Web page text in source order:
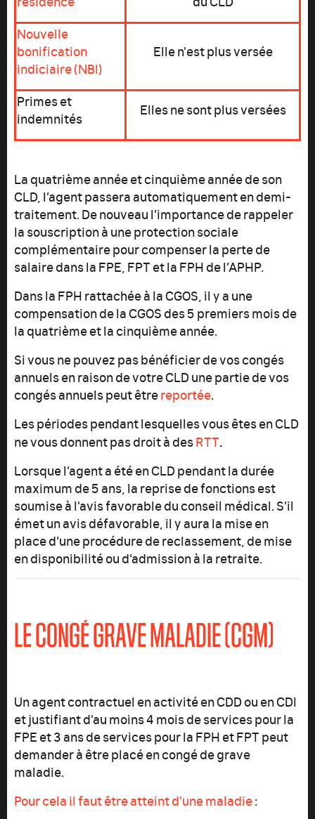
Nouvelle
bonification
indiciaire (NBI)
Elle n'est plus versée
Primes et
indemnités
Elles ne sont plus versées
La quatrième année et cinquième année de son
CLD, l’agent passera automatiquement en demi-
traitement. De nouveau l’importance de rappeler
la souscription à une protection sociale
complémentaire pour compenser la perte de
salaire dans la FPE, FPT et la FPH de l’APHP.
Dans la FPH rattachée à la CGOS, il y a une
compensation de la CGOS des 5 premiers mois de
la quatrième et la cinquième année.
Si vous ne pouvez pas bénéficier de vos congés
annuels en raison de votre CLD une partie de vos
congés annuels peut êtrereportée.
Les périodes pendant lesquelles vous êtes en CLD
ne vous donnent pas droit à desRTT.
Lorsque l’agent a été en CLD pendant la durée
maximum de 5 ans, la reprise de fonctions est
soumise à l'avis favorable du conseil médical. S’il
émet un avis défavorable, il y aura la mise en
place d’une procédure de reclassement, de mise
en disponibilité ou d'admission à la retraite.
LE CONGÉ GRAVE MALADIE (CGM)
Un agent contractuel en activité en CDD ou en CDI
et justifiant d'au moins 4 mois de services pour la
FPE et 3 ans de services pour la FPH et FPT peut
demander à être placé en congé de grave
maladie.
Pour cela il faut être atteint d'une maladie: